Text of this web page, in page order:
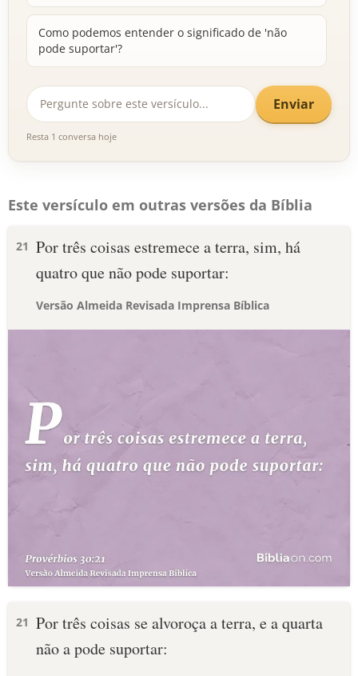
Como podemos entender o significado de 'não
pode suportar'?
Enviar
Resta 1 conversa hoje
Este versículo em outras versões da Bíblia
21 Por três coisas estremece a terra, sim, há
quatro que não pode suportar:
Versão Almeida Revisada Imprensa Bíblica
21 Por três coisas se alvoroça a terra, e a quarta
não a pode suportar: